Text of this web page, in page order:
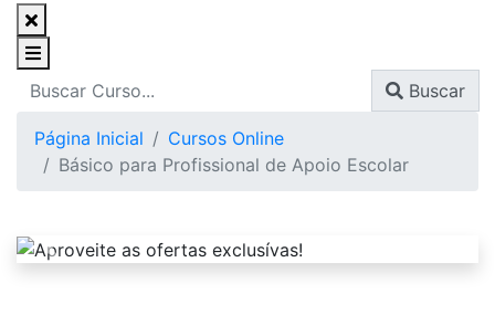
Buscar
Página Inicial
Cursos Online
Básico para Profissional de Apoio Escolar